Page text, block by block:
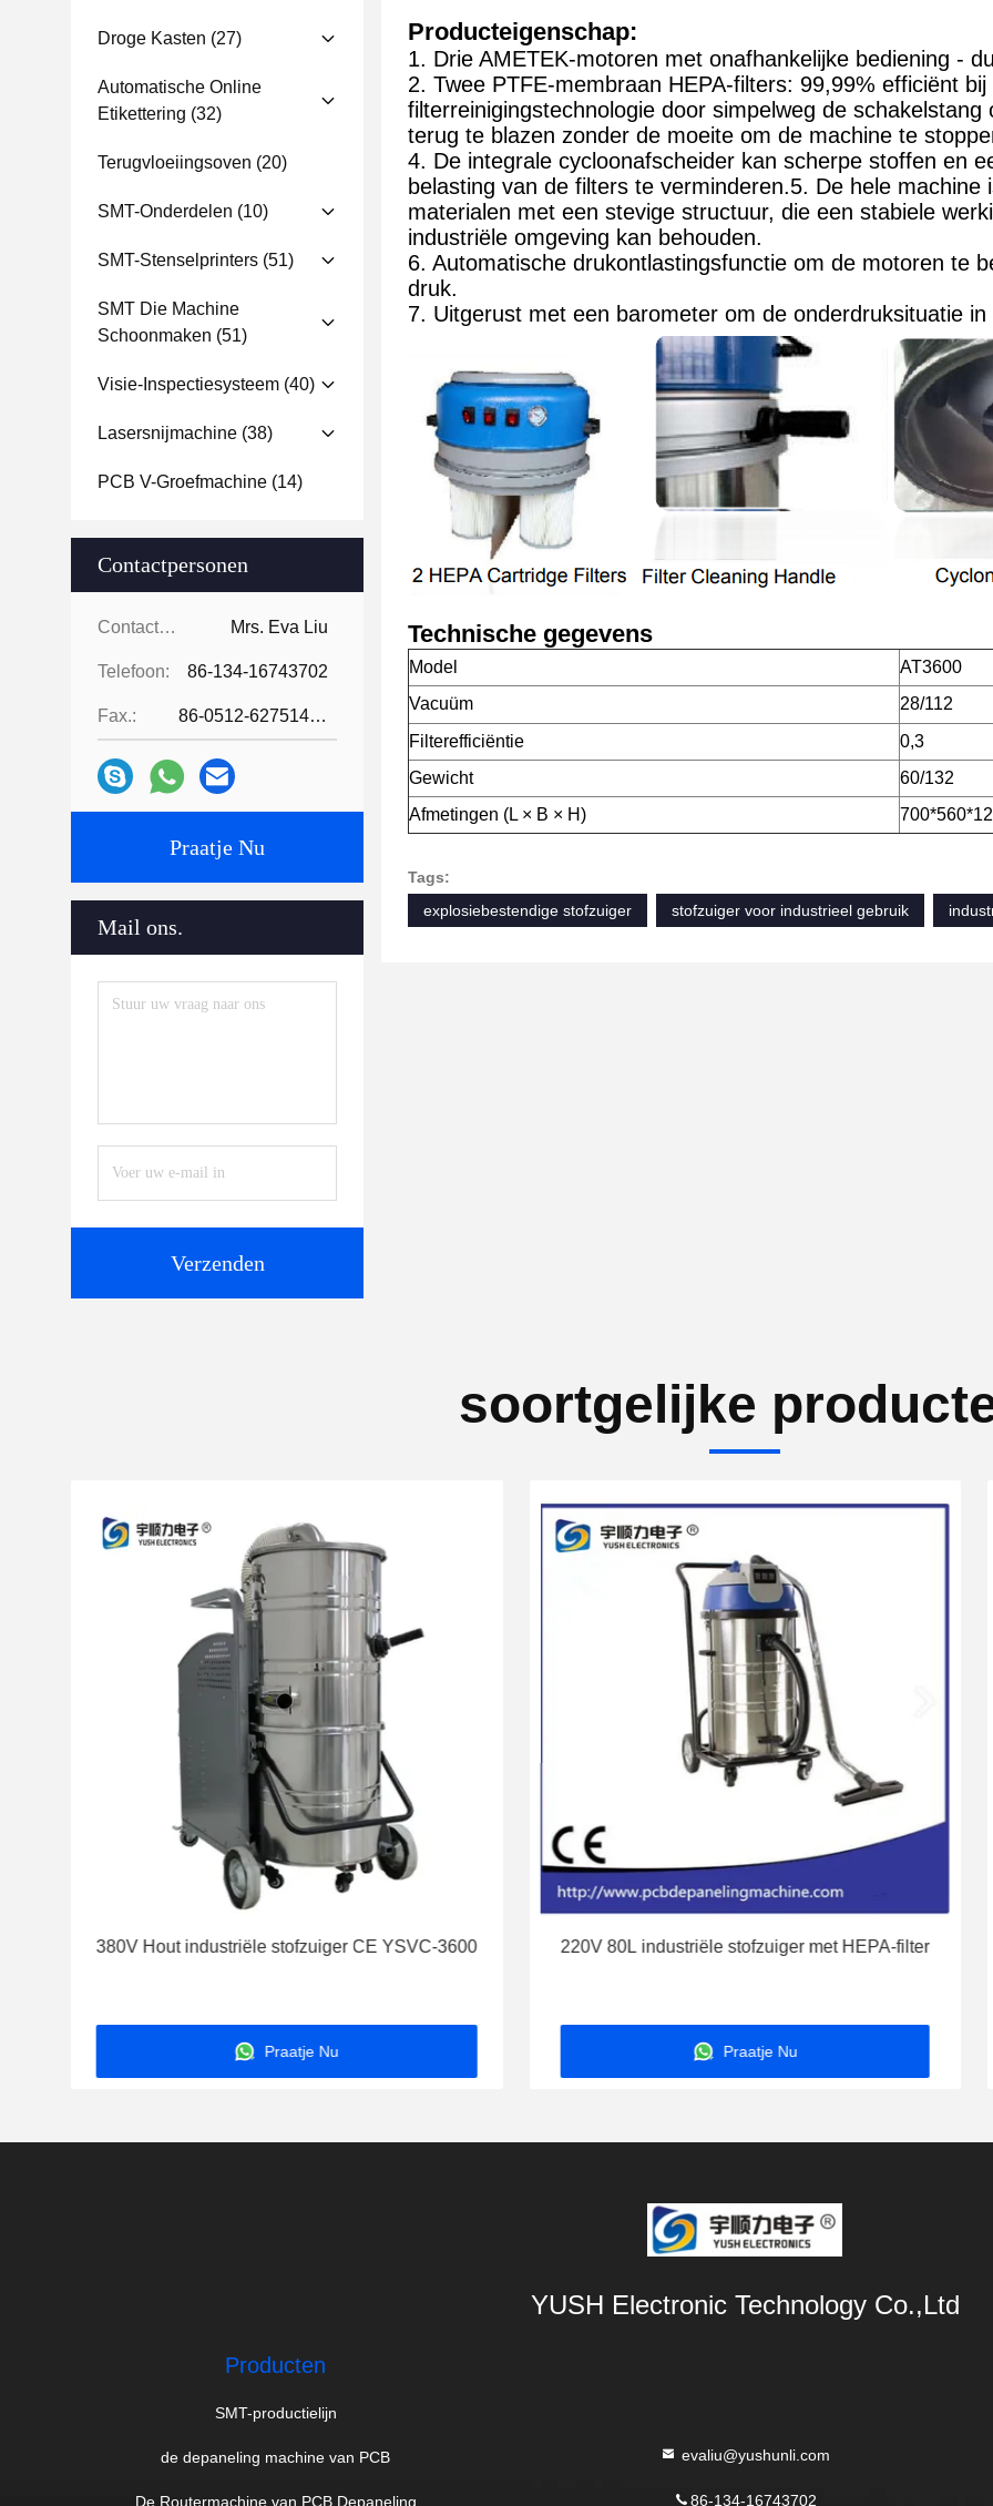
Droge Kasten (27)
Automatische Online
Etikettering (32)
Terugvloeiingsoven (20)
SMT-Onderdelen (10)
SMT-Stenselprinters (51)
SMT Die Machine
Schoonmaken (51)
Visie-Inspectiesysteem (40)
Lasersnijmachine (38)
PCB V-Groefmachine (14)
Contactpersonen
Contactpersonen: Mrs. Eva Liu
Telefoon: 86-134-16743702
Fax.: 86-0512-62751429
Praatje Nu
Mail ons.
Verzenden
Producteigenschap:
1. Drie AMETEK-motoren met onafhankelijke bediening -
2. Twee PTFE-membraan HEPA-filters: 99,99% efficiënt
filterreinigingstechnologie door simpelweg de
terug te blazen zonder de moeite om de machine te
4. De integrale cycloonafscheider kan scherpe stoffen en
belasting van de filters te verminderen.5. De hele
materialen met een stevige structuur, die een stabiele
industriële omgeving kan behouden.
6. Automatische drukontlastingsfunctie om de motoren te
druk.
7. Uitgerust met een barometer om de onderdruksituatie
Technische gegevens
Model
AT3600
Vacuüm
28/112
Filterefficiëntie
0,3
Gewicht
60/132
Afmetingen (L × B × H)
Tags:
explosiebestendige stofzuiger
stofzuiger voor industrieel gebruik
soortgelijke
380V Hout industriële stofzuiger CE YSVC-3600
Praatje Nu
220V 80L industriële stofzuiger met HEPA-filter
Praatje Nu
YUSH Electronic Technology Co.,Ltd
Producten
SMT-productielijn
de depaneling machine van PCB
De Routermachine van PCB Depaneling
evaliu@yushunli.com
86-134-16743702